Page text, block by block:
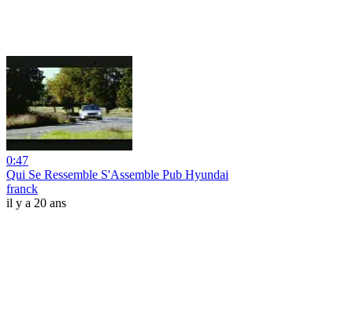
0:47
Qui Se Ressemble S'Assemble Pub Hyundai
franck
il y a 20 ans